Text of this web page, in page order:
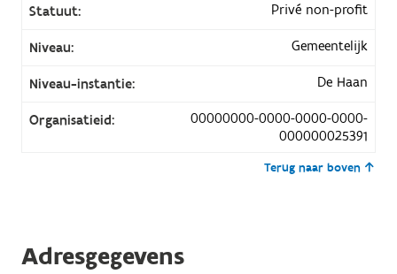
Statuut:
Privé non-profit
Niveau: Gemeentelijk
Niveau-instantie: De Haan
Organisatieid:
00000000-0000-0000-0000-
000000025391
Terug naar boven
Adresgegevens